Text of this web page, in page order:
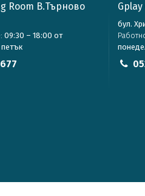
Room В.Търново
09:30 – 18:00 от
бул.